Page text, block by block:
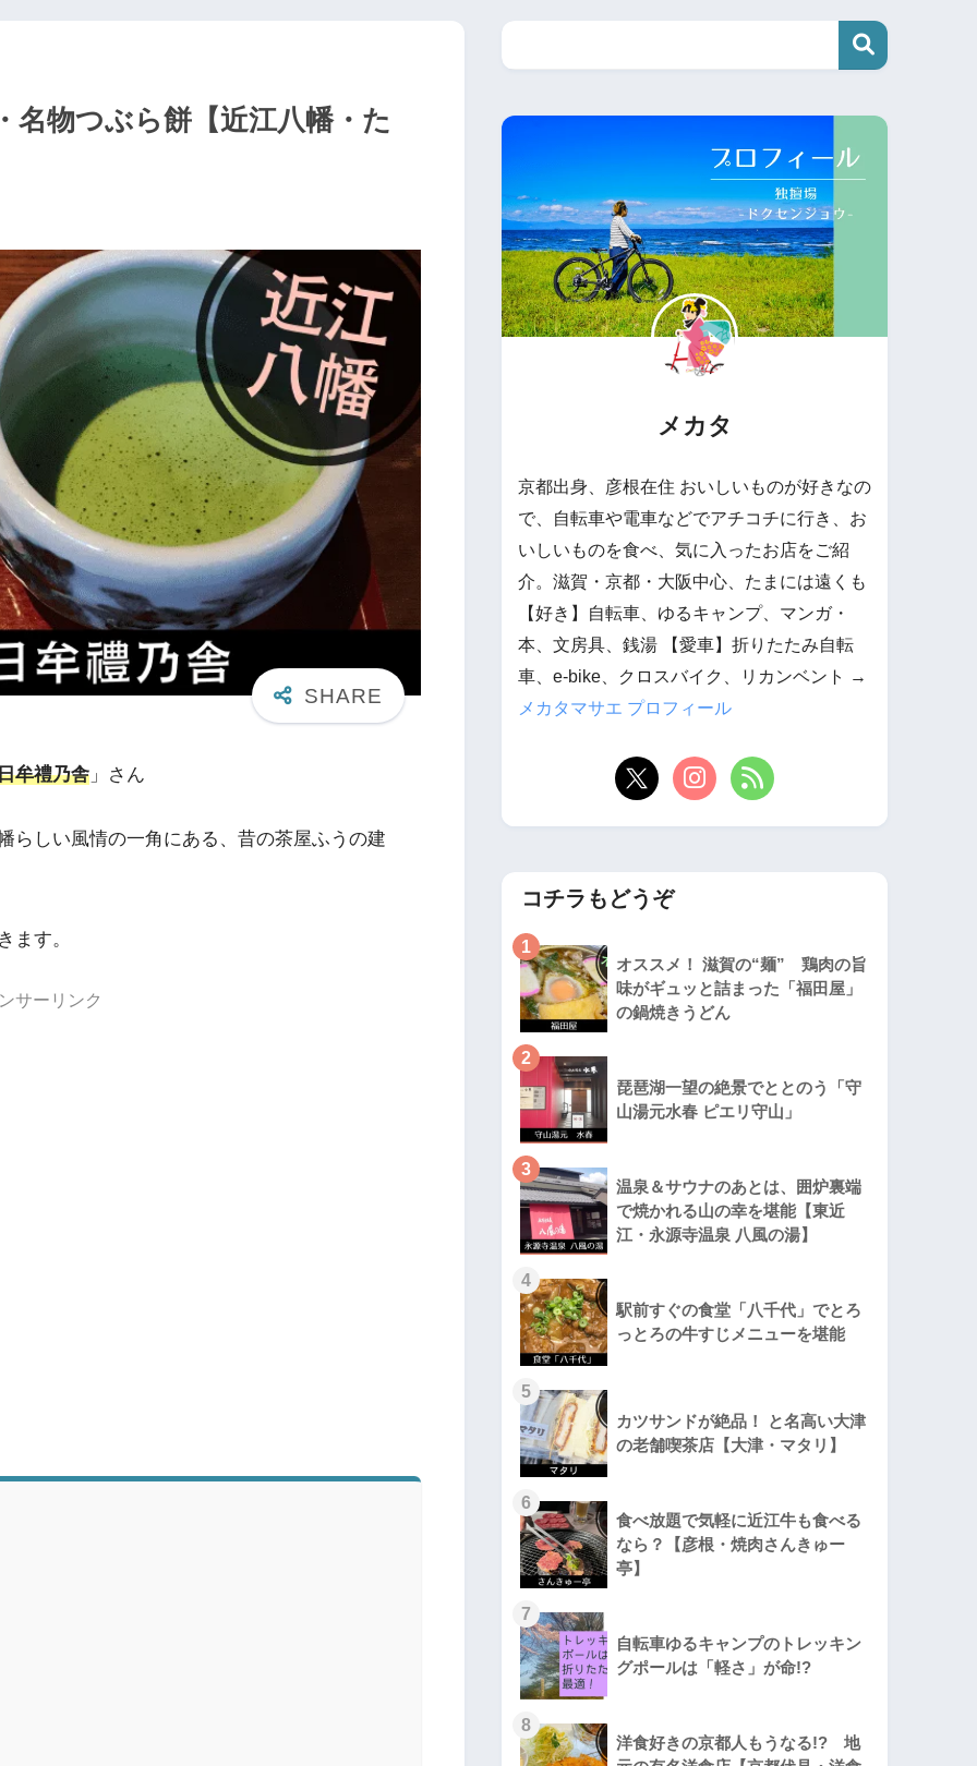
名物つぶら餅【近江八幡・た
牟禮乃舎 」さん
らしい風情の一角にある、昔の茶屋ふうの建
ます。
サーリンク
メカタ
京都出身、彦根在住 おいしいものが好きなの
で、自転車や電車などでアチコチに行き、お
いしいものを食べ、気に入ったお店をご紹
介。滋賀・京都・大阪中心、たまには遠くも
【好き】自転車、ゆるキャンプ、マンガ・
本、文房具、銭湯 【愛車】折りたたみ自転
車、e-bike、クロスバイク、リカンベント →
メカタマサエ プロフィール
コチラもどうぞ
1
オススメ！ 滋賀の“麺” 鶏肉の旨
味がギュッと詰まった「福田屋」
の鍋焼きうどん
2
琵琶湖一望の絶景でととのう「守
山湯元水春 ピエリ守山」
3
温泉＆サウナのあとは、囲炉裏端
で焼かれる山の幸を堪能【東近
江・永源寺温泉 八風の湯】
4
駅前すぐの食堂「八千代」でとろ
っとろの牛すじメニューを堪能
5
カツサンドが絶品！ と名高い大津
の老舗喫茶店【大津・マタリ】
6
食べ放題で気軽に近江牛も食べる
なら？【彦根・焼肉さんきゅー
亭】
7
自転車ゆるキャンプのトレッキン
グポールは「軽さ」が命!?
8
洋食好きの京都人もうなる!? 地